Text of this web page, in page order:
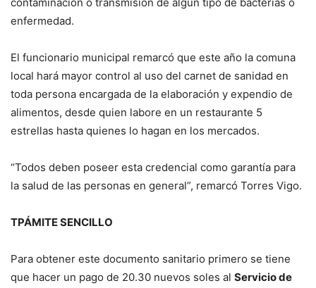
enfermedad.
El funcionario municipal remarcó que este año la comuna
local hará mayor control al uso del carnet de sanidad en
toda persona encargada de la elaboración y expendio de
alimentos, desde quien labore en un restaurante 5
estrellas hasta quienes lo hagan en los mercados.
“Todos deben poseer esta credencial como garantía para
la salud de las personas en general”, remarcó Torres Vigo.
TPÁMITE SENCILLO
Para obtener este documento sanitario primero se tiene
que hacer un pago de 20.30 nuevos soles al Servicio de